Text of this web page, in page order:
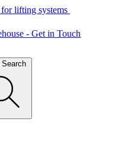
lifting systems
- Get in Touch
Search